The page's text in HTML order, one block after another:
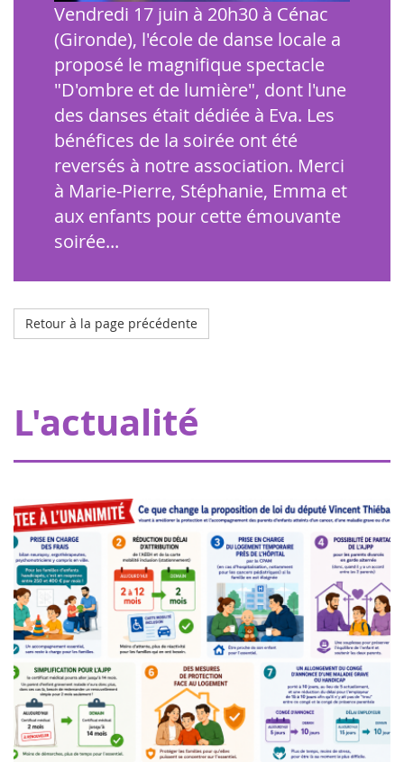
Vendredi 17 juin à 20h30 à Cénac
(Gironde), l'école de danse locale a
proposé le magnifique spectacle
"D'ombre et de lumière", dont l'une
des danses était dédiée à Eva. Les
bénéfices de la soirée ont été
reversés à notre association. Merci
à Marie-Pierre, Stéphanie, Emma et
aux enfants pour cette émouvante
soirée...
Retour à la page précédente
L'actualité
subvention de 20000€ permettant à Pharmavie de mettre
en place un espace dédié aux petits patients atteints
18
Femmes de coeur à Nogent sur
Oise